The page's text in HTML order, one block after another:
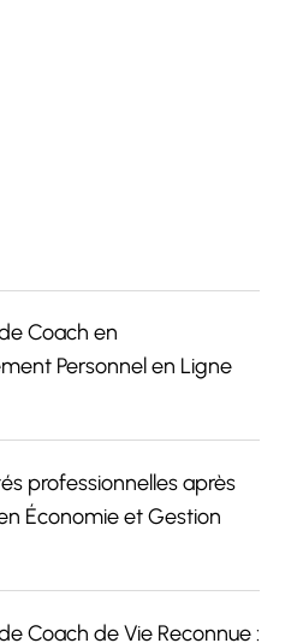
Coach en
Personnel en Ligne
professionnelles après
Économie et Gestion
Coach de Vie Reconnue :